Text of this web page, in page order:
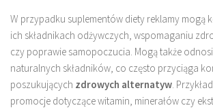
W przypadku suplementów diety reklamy mogą
ich składnikach odżywczych, wspomaganiu
czy poprawie samopoczucia. Mogą także
naturalnych składników, co często przyciąga
poszukujących zdrowych alternatyw.
promocje dotyczące witamin, minerałów czy